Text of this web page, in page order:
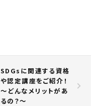
SDGsに関連する資格
や認定講座をご紹介！
～どんなメリットがあ
るの？～